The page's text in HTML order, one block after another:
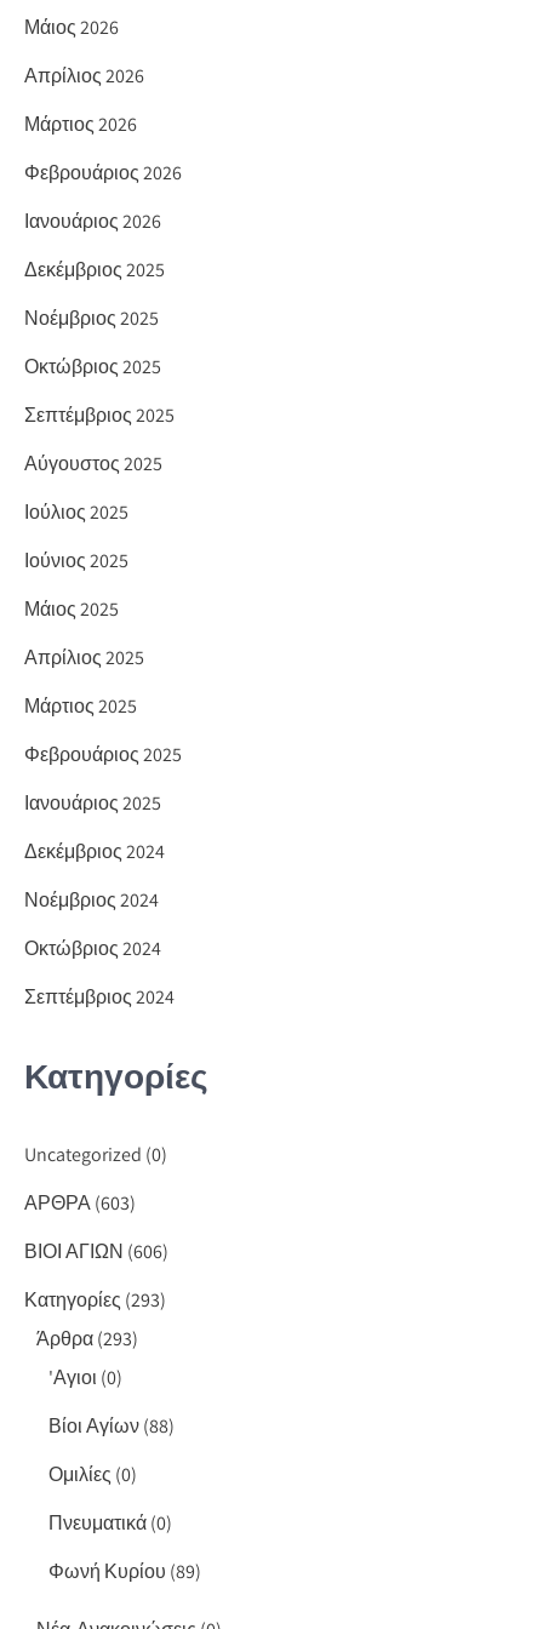
Μάιος 2026
Απρίλιος 2026
Μάρτιος 2026
Φεβρουάριος 2026
Ιανουάριος 2026
Δεκέμβριος 2025
Νοέμβριος 2025
Οκτώβριος 2025
Σεπτέμβριος 2025
Αύγουστος 2025
Ιούλιος 2025
Ιούνιος 2025
Μάιος 2025
Απρίλιος 2025
Μάρτιος 2025
Φεβρουάριος 2025
Ιανουάριος 2025
Δεκέμβριος 2024
Νοέμβριος 2024
Οκτώβριος 2024
Σεπτέμβριος 2024
Κατηγορίες
Uncategorized (0)
ΑΡΘΡΑ(603)
ΒΙΟΙ ΑΓΙΩΝ (606)
Κατηγορίες (293)
Άρθρα(293)
'Αγιοι (0)
Βίοι Αγίων(88)
Ομιλίες (0)
Πνευματικά(0)
Φωνή Κυρίου (89)